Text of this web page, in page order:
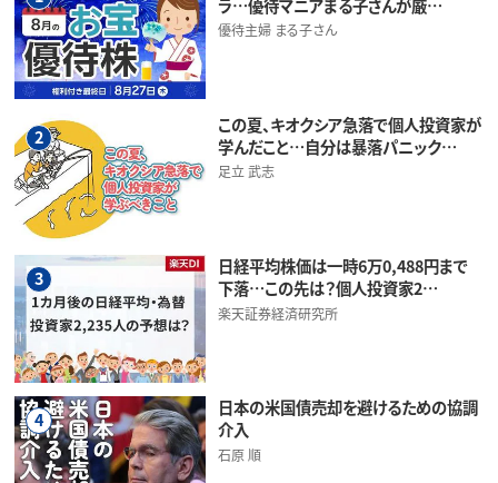
ラ…優待マニアまる子さんが厳…
優待主婦 まる子さん
2
この夏、キオクシア急落で個人投資家が
学んだこと…自分は暴落パニック…
足立 武志
3
日経平均株価は一時6万0,488円まで
下落…この先は？個人投資家2…
楽天証券経済研究所
4
日本の米国債売却を避けるための協調
介入
石原 順